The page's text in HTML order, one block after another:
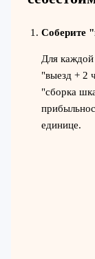
Соберите
Для каждой
"выезд + 2
"сборка
единице.